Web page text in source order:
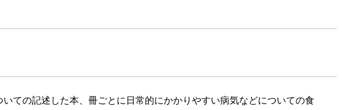
ての記述した本、冊ごとに日常的にかかりやすい病気などについての食